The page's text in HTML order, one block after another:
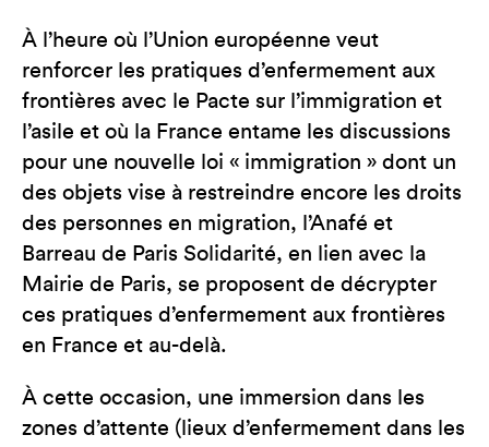
À l’heure où l’Union européenne veut
renforcer les pratiques d’enfermement aux
frontières avec le Pacte sur l’immigration et
l’asile et où la France entame les discussions
pour une nouvelle loi « immigration » dont un
des objets vise à restreindre encore les droits
des personnes en migration, l’Anafé et
Barreau de Paris Solidarité, en lien avec la
Mairie de Paris, se proposent de décrypter
ces pratiques d’enfermement aux frontières
en France et au-delà.
À cette occasion, une immersion dans les
zones d’attente (lieux d’enfermement dans les